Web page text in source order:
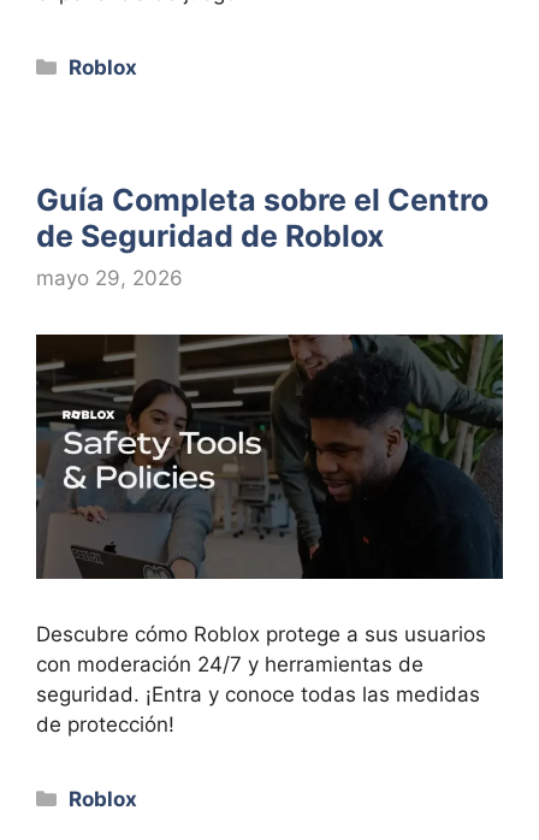
Categorías
Roblox
Guía Completa sobre el Centro
de Seguridad de Roblox
mayo 29, 2026
Descubre cómo Roblox protege a sus usuarios
con moderación 24/7 y herramientas de
seguridad. ¡Entra y conoce todas las medidas
de protección!
Categorías
Roblox